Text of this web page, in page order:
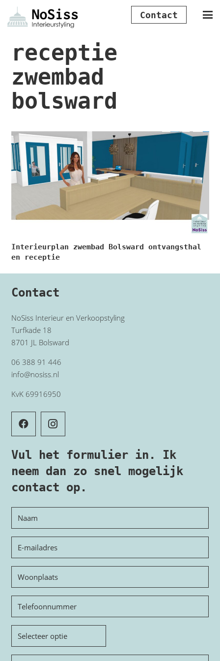
Contact
receptie
zwembad
bolsward
Interieurplan zwembad Bolsward ontvangsthal
en receptie
Contact
NoSiss Interieur en Verkoopstyling
Turfkade 18
8701 JL Bolsward
06 388 91 446
info@nosiss.nl
KvK 69916950
Vul het formulier in. Ik
neem dan zo snel mogelijk
contact op.
Woonplaats
Telefoon
Onderwerp